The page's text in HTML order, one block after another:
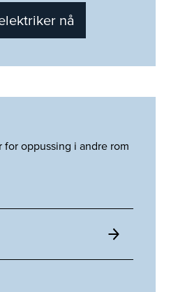
nå
for oppussing i andre rom